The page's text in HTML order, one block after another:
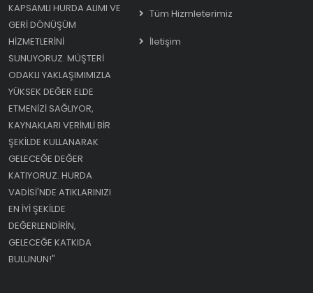
KAPSAMLI HURDA ALIMI VE
GERI DÖNÜŞÜM
HIZMETLERINI
SUNUYORUZ. MÜŞTERI
ODAKLI YAKLAŞIMIMIZLA
YÜKSEK DEĞER ELDE
ETMENIZI SAĞLIYOR,
KAYNAKLARI VERIMLI BIR
ŞEKILDE KULLANARAK
GELECEĞE DEĞER
KATIYORUZ. HURDA
VADISI'NDE ATIKLARINIZI
EN IYI ŞEKILDE
DEĞERLENDIRIN,
GELECEĞE KATKIDA
BULUNUN!"
Tüm Hizmleterimiz
İletişim